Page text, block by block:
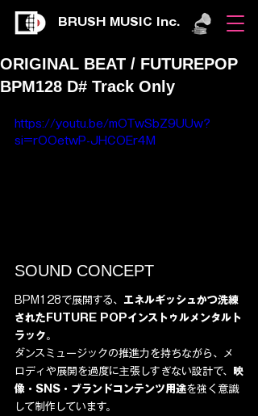
BRUSH MUSIC Inc.
ORIGINAL BEAT / FUTUREPOP
BPM128 D# Track Only
https://youtu.be/mOTwSbZ9UUw?
si=rOOetwP-JHCOEr4M
SOUND CONCEPT
BPM128で展開する、 エネルギッシュかつ洗練
されたFUTURE POPインストゥルメンタルト
ラック。
ダンスミュージックの推進力を持ちながら、メ
ロディや展開を過度に主張しすぎない設計で、
映
像・SNS・ブランドコンテンツ用途を強く意識
して制作しています。